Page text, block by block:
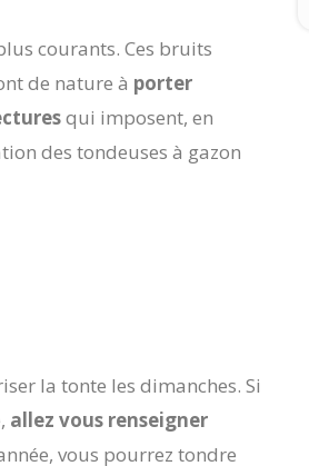
courants. Ces bruits
de nature à porter
qui imposent, en
des tondeuses à gazon
la tonte les dimanches. Si
allez vous renseigner
vous pourrez tondre